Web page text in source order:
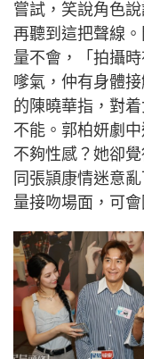
嘗試，笑說角色
再聽到這把聲線
量不會，「拍攝
嗲氣，仲有身體
的陳曉華指，對
不能。郭柏妍劇
不夠性感？她卻
同張頴康情迷意
量接吻場面，可